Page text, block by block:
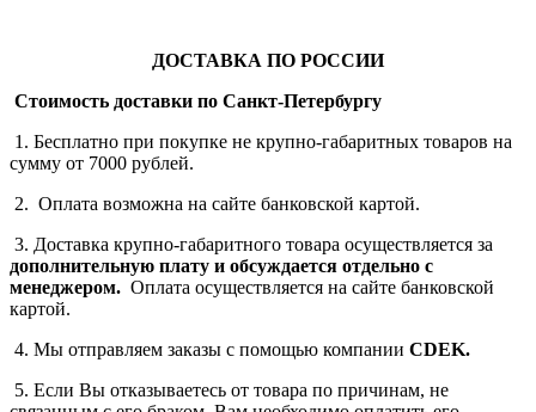
ДОСТАВКА ПО РОССИИ
Стоимость доставки по Санкт-Петербургу
1. Бесплатно при покупке не крупно-габаритных товаров на
сумму от 7000 рублей.
2. Оплата возможна на сайте банковской картой.
3. Доставка крупно-габаритного товара осуществляется за
дополнительную плату и обсуждается отдельно с
менеджером. Оплата осуществляется на сайте банковской
картой.
4. Мы отправляем заказы с помощью компании СDEK.
5. Если Вы отказываетесь от товара по причинам, не